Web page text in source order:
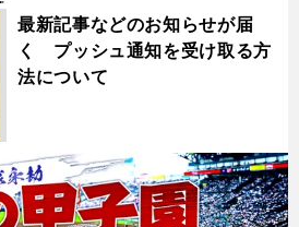
最新記事などのお知らせが届
く プッシュ通知を受け取る方
法について